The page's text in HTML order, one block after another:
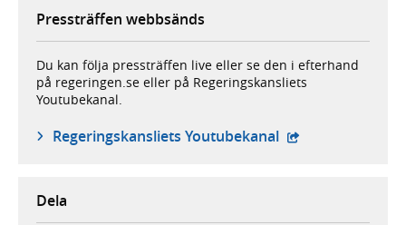
Pressträffen webbsänds
Du kan följa pressträffen live eller se den i efterhand
på regeringen.se eller på Regeringskansliets
Youtubekanal.
Regeringskansliets Youtubekanal - extern
Dela